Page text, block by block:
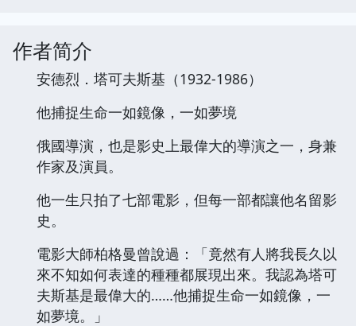
作者简介
安德烈．塔可夫斯基（1932-1986）
他捕捉生命一如鏡像，一如夢境
俄國導演，也是影史上最偉大的導演之一，身兼
作家及演員。
他一生只拍了七部電影，但每一部都讓他名留影
史。
電影大師柏格曼曾說過：「竟然有人將我長久以
來不知如何表達的種種都展現出來。我認為塔可
夫斯基是最偉大的……他捕捉生命一如鏡像，一
如夢境。」